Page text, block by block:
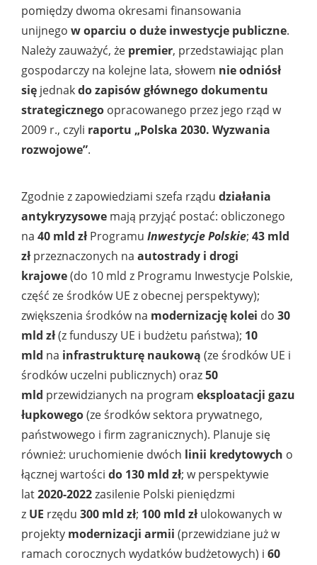
pomiędzy dwoma okresami finansowania
unijnego w oparciu o duże inwestycje publiczne.
Należy zauważyć, że premier, przedstawiając plan
gospodarczy na kolejne lata, słowem nieodniósł
się jednakdo zapisów głównego dokumentu
strategicznego opracowanego przez jego rząd w
2009 r., czyli raportu „Polska 2030. Wyzwania
rozwojowe”.
Zgodnie z zapowiedziami szefa rządu działania
antykryzysowe mają przyjąć postać: obliczonego
na 40 mld zł Programu Inwestycje Polskie; 43 mld
zł przeznaczonych na autostrady i drogi
krajowe(do 10 mld z Programu Inwestycje Polskie,
część ze środków UE z obecnej perspektywy);
zwiększenia środków na modernizację kolei do 30
mld zł(z funduszy UE i budżetu państwa); 10
mld na infrastrukturę naukową (ze środków UE i
środków uczelni publicznych) oraz50
mld przewidzianych na program eksploatacji gazu
łupkowego(ze środków sektora prywatnego,
państwowego i firm zagranicznych). Planuje się
również: uruchomienie dwóch linii kredytowych o
łącznej wartości do 130 mld zł; w perspektywie
lat2020-2022zasilenie Polski pieniędzmi
z UE rzędu 300 mld zł; 100 mld zł ulokowanych w
projekty modernizacji armii (przewidziane już w
ramach corocznych wydatków budżetowych) i 60